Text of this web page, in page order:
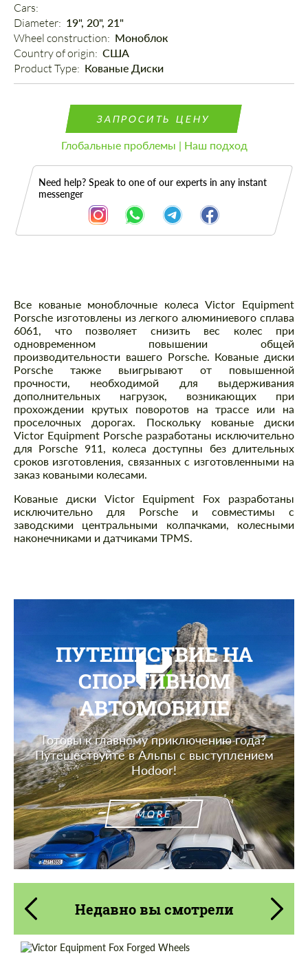
Cars:
Diameter: 19", 20", 21"
Wheel construction: Моноблок
Country of origin: США
Product Type: Кованые Диски
ЗАПРОСИТЬ ЦЕНУ
Глобальные проблемы | Наш подход
Need help? Speak to one of our experts in any instant
messenger
Описание
Все кованые моноблочные колеса Victor Equipment
Porsche изготовлены из легкого алюминиевого сплава
6061, что позволяет снизить вес колес при
одновременном повышении общей
производительности вашего Porsche. Кованые диски
Porsche также выигрывают от повышенной
прочности, необходимой для выдерживания
дополнительных нагрузок, возникающих при
прохождении крутых поворотов на трассе или на
проселочных дорогах. Поскольку кованые диски
Victor Equipment Porsche разработаны исключительно
для Porsche 911, колеса доступны без длительных
сроков изготовления, связанных с изготовленными на
заказ коваными колесами.
Кованые диски Victor Equipment Fox разработаны
исключительно для Porsche и совместимы с
заводскими центральными колпачками, колесными
наконечниками и датчиками TPMS.
ПУТЕШЕСТВИЕ НА
СПОРТИВНОМ
АВТОМОБИЛЕ
Готовы к главному приключению года?
Путешествуйте в Альпы с выступлением
Hodoor!
MORE
Недавно вы смотрели